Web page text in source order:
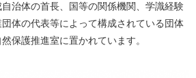
治体の首長、国等の関係機関、学識経験
体の代表等によって構成されている団体
保護推進室に置かれています。